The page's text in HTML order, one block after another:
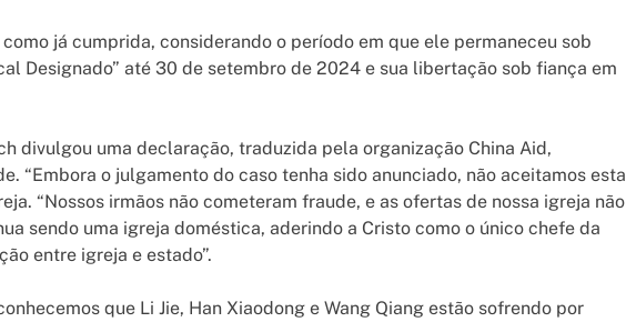
já cumprida, considerando o período em que ele permaneceu sob
Designado” até 30 de setembro de 2024 e sua libertação sob fiança em
divulgou uma declaração, traduzida pela organização China Aid,
“Embora o julgamento do caso tenha sido anunciado, não aceitamos esta
“Nossos irmãos não cometeram fraude, e as ofertas de nossa igreja não
sendo uma igreja doméstica, aderindo a Cristo como o único chefe da
entre igreja e estado”.
que Li Jie, Han Xiaodong e Wang Qiang estão sofrendo por